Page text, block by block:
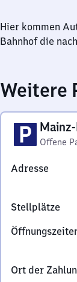
Hier kommen
Bahnhof die
Weitere
Offene
Adresse
Stellplätze
Ort der